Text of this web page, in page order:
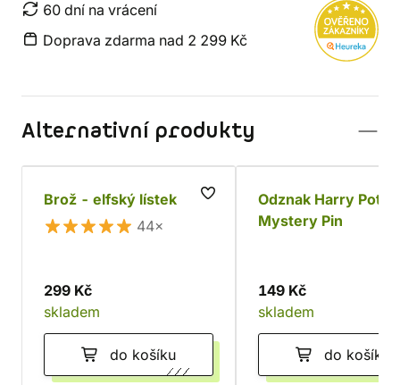
60 dní na vrácení
Doprava zdarma nad 2 299 Kč
Alternativní produkty
Brož - elfský lístek
44×
299 Kč
skladem
do košíku
Odznak Harry
Mystery Pin
149 Kč
skladem
do košíku